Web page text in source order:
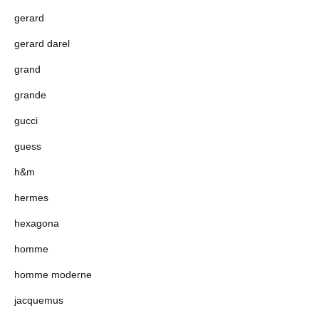
gerard
gerard darel
grand
grande
gucci
guess
h&m
hermes
hexagona
homme
homme moderne
jacquemus